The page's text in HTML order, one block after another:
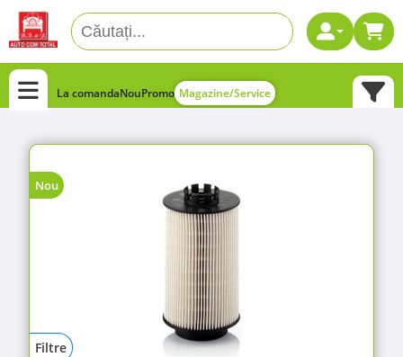
La comandaNouPromo Magazine/Service
Nou
Filtre